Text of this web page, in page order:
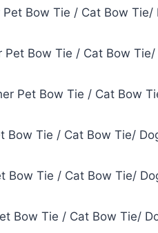
Bow Tie / Cat Bow Tie/
Bow Tie / Cat Bow Tie/
Pet Bow Tie / Cat Bow
Bow Tie / Cat Bow Tie/
Bow Tie / Cat Bow Tie/
Bow Tie / Cat Bow Tie/